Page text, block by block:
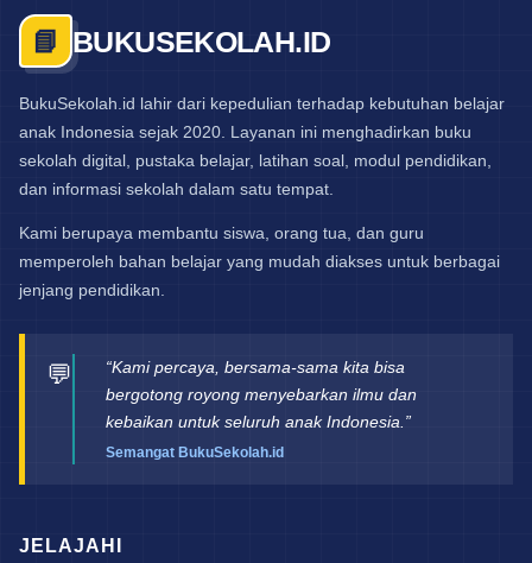
📘 BUKUSEKOLAH.ID
BukuSekolah.id lahir dari kepedulian terhadap kebutuhan belajar
anak Indonesia sejak 2020. Layanan ini menghadirkan buku
sekolah digital, pustaka belajar, latihan soal, modul pendidikan,
dan informasi sekolah dalam satu tempat.
Kami berupaya membantu siswa, orang tua, dan guru
memperoleh bahan belajar yang mudah diakses untuk berbagai
jenjang pendidikan.
💬
“Kami percaya, bersama-sama kita bisa
bergotong royong menyebarkan ilmu dan
kebaikan untuk seluruh anak Indonesia.”
Semangat BukuSekolah.id
JELAJAHI